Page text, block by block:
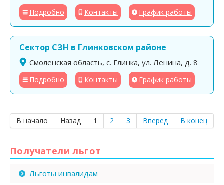
Подробно Контакты График работы
Сектор СЗН в Глинковском районе
Смоленская область, с. Глинка, ул. Ленина, д. 8
Подробно Контакты График работы
В начало Назад 1 2 3 Вперед В конец
Получатели льгот
Льготы инвалидам